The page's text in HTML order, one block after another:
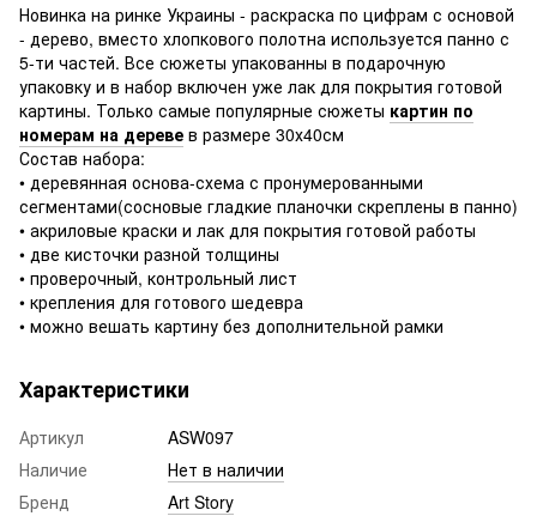
Новинка на ринке Украины - раскраска по цифрам с основой
- дерево, вместо хлопкового полотна используется панно с
5-ти частей. Все сюжеты упакованны в подарочную
упаковку и в набор включен уже лак для покрытия готовой
картины. Только самые популярные сюжеты картин по
номерам на дереве в размере 30х40см
Состав набора:
• деревянная основа-схема с пронумерованными
сегментами(сосновые гладкие планочки скреплены в панно)
• акриловые краски и лак для покрытия готовой работы
• две кисточки разной толщины
• проверочный, контрольный лист
• крепления для готового шедевра
• можно вешать картину без дополнительной рамки
Характеристики
Артикул
ASW097
Наличие
Нет в наличии
Бренд
Art Story